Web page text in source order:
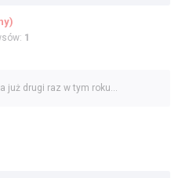
1
już drugi raz w tym roku...